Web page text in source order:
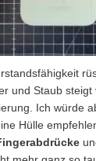
und Staub
Ich würde
Hülle